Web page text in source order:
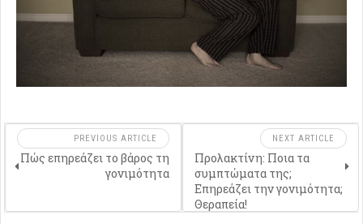
PREVIOUS ARTICLE
Πώς επηρεάζει το βάρος τη
γονιμότητα
NEXT ARTICLE
Προλακτίνη: Ποια τα
συμπτώματα της;
Επηρεάζει την γονιμότητα;
Θεραπεία!